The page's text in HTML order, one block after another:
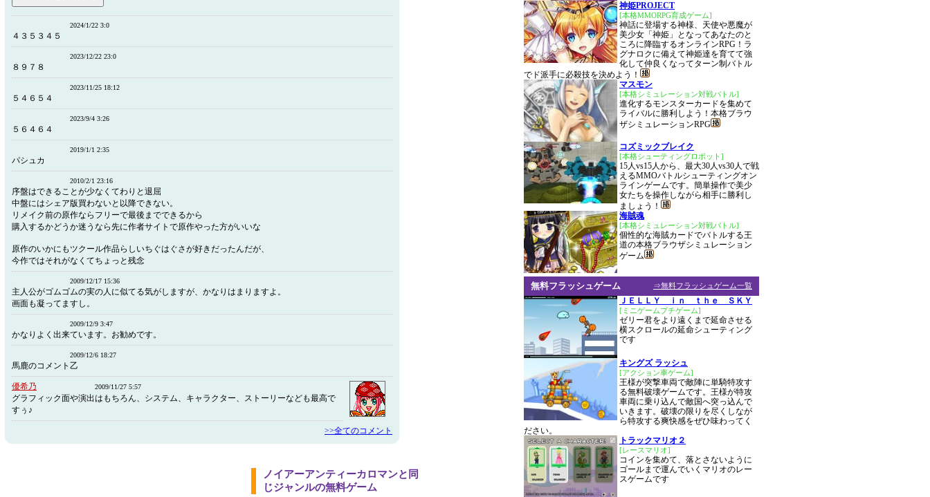
2024/1/22 3:0
４３５３４５
2023/12/22 23:0
８９７８
2023/11/25 18:12
５４６５４
2023/9/4 3:26
５６４６４
2019/1/1 2:35
パシュカ
2010/2/1 23:16
序盤はできることが少なくてわりと退屈
中盤にはシェア版買わないと以降できない。
リメイク前の原作ならフリーで最後までできるから
購入するかどうか迷うなら先に作者サイトで原作やった方がいいな
原作のいかにもツクール作品らしいちぐはぐさが好きだったんだが、
今作ではそれがなくてちょっと残念
2009/12/17 15:36
主人公がゴムゴムの実の人に似てる気がしますが、かなりはまりますよ。
画面も凝ってますし。
2009/12/9 3:47
かなりよく出来ています。お勧めです。
2009/12/6 18:27
馬鹿のコメント乙
優希乃 2009/11/27 5:57
グラフィック面や演出はもちろん、システム、キャラクター、ストーリーなども最高で
すぅ♪
>>全てのコメント
ノイアーアンティーカロマンと同
じジャンルの無料ゲーム
神姫PROJECT
[本格MMORPG育成ゲーム]
神話に登場する神様、天使や悪魔が
美少女「神姫」となってあなたのと
ころに降臨するオンラインRPG！ラ
グナロクに備えて神姫達を育てて強
化して仲良くなってターン制バトル
でド派手に必殺技を決めよう！
マスモン
[本格シミュレーション対戦バトル]
進化するモンスターカードを集めて
ライバルに勝利しよう！本格ブラウ
ザシミュレーションRPG
コズミックブレイク
[本格シューティングロボット]
15人vs15人から、最大30人vs30人で戦
えるMMOバトルシューティングオン
ラインゲームです。簡単操作で美少
女たちを操作しながら相手に勝利し
ましょう！
海賊魂
[本格シミュレーション対戦バトル]
個性的な海賊カードでバトルする王
道の本格ブラウザシミュレーション
ゲーム
⇒無料フラッシュゲーム一覧
無料フラッシュゲーム
ＪＥＬＬＹ ｉｎ ｔｈｅ ＳＫＹ
[ミニゲームプチゲーム]
ゼリー君をより遠くまで延命させる
横スクロールの延命シューティング
です
キングズ ラッシュ
[アクション車ゲーム]
王様が突撃車両で敵陣に単騎特攻す
る無料破壊ゲームです。王様が特攻
車両に乗り込んで敵国へ突っ込んで
いきます。破壊の限りを尽くしなが
ら特攻する爽快感をぜひ味わってく
ださい。
トラックマリオ２
[レースマリオ]
コインを集めて、落とさないように
ゴールまで運んでいくマリオのレー
スゲームです